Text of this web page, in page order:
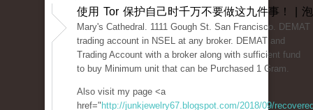
使用 Tor 保护自己时千万不要做这九件事！ |
Mary's Cathedral. 1111 Gough St. San Francisco. DEMAT
trading account in NSEL at any broker. DEMAT and
Trading Account with a broker along with sufficient fund
to buy Minimum unit that can be Purchased 1 Gram.
Also visit my page <a
href=" http://junkjewelry67.blogspot.com/2018/09/